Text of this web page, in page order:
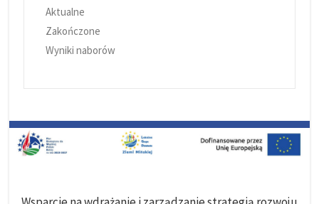
Aktualne
Zakończone
Wyniki naborów